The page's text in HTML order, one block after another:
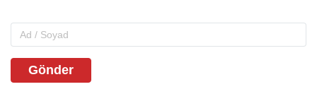
Gönder